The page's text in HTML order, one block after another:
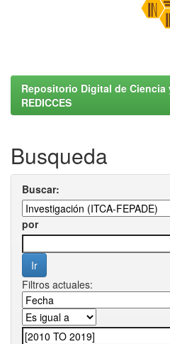
Repositorio Digital de Ciencia
REDICCES
Busqueda
Buscar:
por
Filtros actuales: